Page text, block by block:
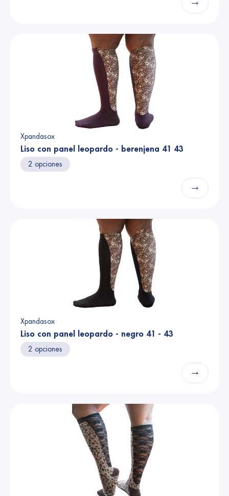
Xpandasox
Liso con panel leopardo - berenjena 41 43
2 opciones
→
Xpandasox
Liso con panel leopardo - negro 41 - 43
2 opciones
→